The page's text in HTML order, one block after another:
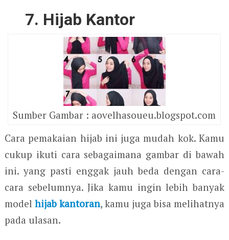
7. Hijab Kantor
Sumber Gambar : aovelhasoueu.blogspot.com
Cara pemakaian hijab ini juga mudah kok. Kamu
cukup ikuti cara sebagaimana gambar di bawah
ini. yang pasti enggak jauh beda dengan cara-
cara sebelumnya. Jika kamu ingin lebih banyak
model hijab kantoran, kamu juga bisa melihatnya
pada ulasan.